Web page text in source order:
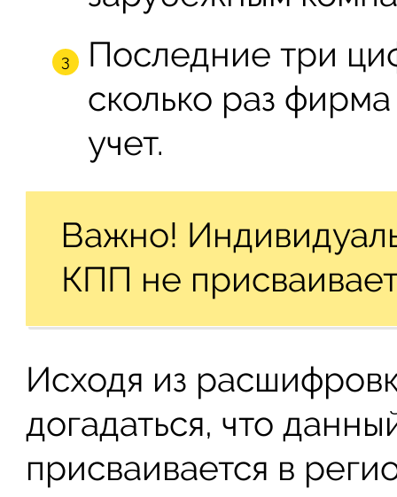
Последние три
сколько раз
учет.
Важно!
КПП не
Исходя из
догадаться, что
присваивается в